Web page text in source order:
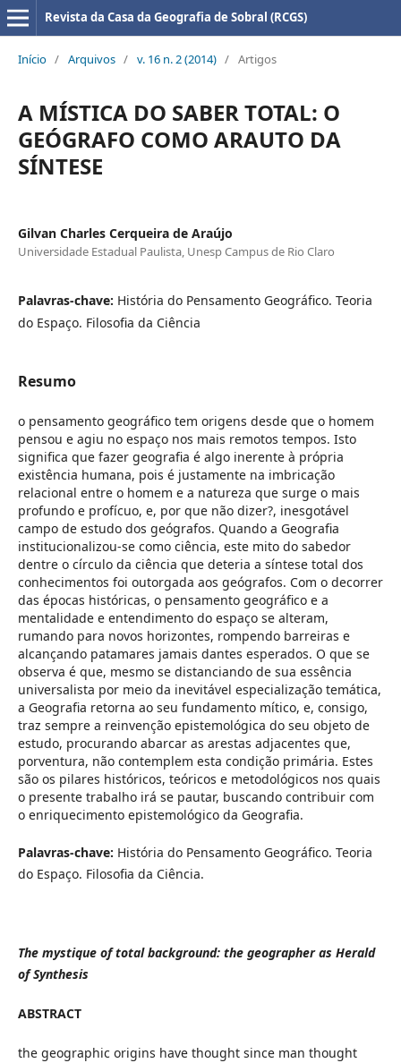
Revista da Casa da Geografia de Sobral (RCGS)
Início / Arquivos / v. 16 n. 2 (2014) / Artigos
A MÍSTICA DO SABER TOTAL: O
GEÓGRAFO COMO ARAUTO DA
SÍNTESE
Gilvan Charles Cerqueira de Araújo
Universidade Estadual Paulista, Unesp Campus de Rio Claro
Palavras-chave: História do Pensamento Geográfico. Teoria
do Espaço. Filosofia da Ciência
Resumo
o pensamento geográfico tem origens desde que o homem
pensou e agiu no espaço nos mais remotos tempos. Isto
significa que fazer geografia é algo inerente à própria
existência humana, pois é justamente na imbricação
relacional entre o homem e a natureza que surge o mais
profundo e profícuo, e, por que não dizer?, inesgotável
campo de estudo dos geógrafos. Quando a Geografia
institucionalizou-se como ciência, este mito do sabedor
dentre o círculo da ciência que deteria a síntese total dos
conhecimentos foi outorgada aos geógrafos. Com o decorrer
das épocas históricas, o pensamento geográfico e a
mentalidade e entendimento do espaço se alteram,
rumando para novos horizontes, rompendo barreiras e
alcançando patamares jamais dantes esperados. O que se
observa é que, mesmo se distanciando de sua essência
universalista por meio da inevitável especialização temática,
a Geografia retorna ao seu fundamento mítico, e, consigo,
traz sempre a reinvenção epistemológica do seu objeto de
estudo, procurando abarcar as arestas adjacentes que,
porventura, não contemplem esta condição primária. Estes
são os pilares históricos, teóricos e metodológicos nos quais
o presente trabalho irá se pautar, buscando contribuir com
o enriquecimento epistemológico da Geografia.
Palavras-chave: História do Pensamento Geográfico. Teoria
do Espaço. Filosofia da Ciência.
The mystique of total background: the geographer as Herald
of Synthesis
ABSTRACT
the geographic origins have thought since man thought